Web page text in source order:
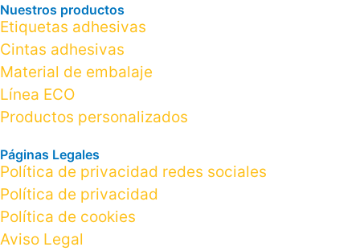
Nuestros productos
Etiquetas adhesivas
Cintas adhesivas
Material de embalaje
Línea ECO
Productos personalizados
Páginas Legales
Política de privacidad redes sociales
Política de privacidad
Política de cookies
Aviso Legal